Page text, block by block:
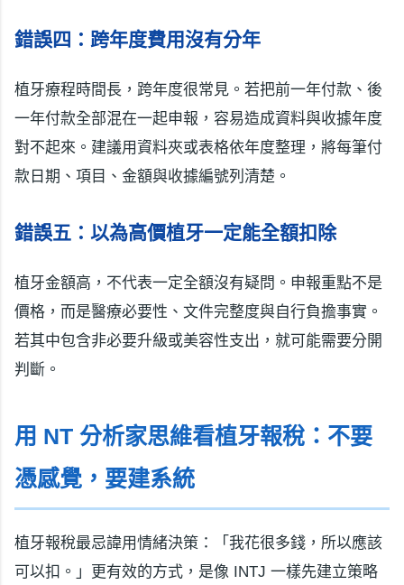
錯誤四：跨年度費用沒有分年
植牙療程時間長，跨年度很常見。若把前一年付款、後
一年付款全部混在一起申報，容易造成資料與收據年度
對不起來。建議用資料夾或表格依年度整理，將每筆付
款日期、項目、金額與收據編號列清楚。
錯誤五：以為高價植牙一定能全額扣除
植牙金額高，不代表一定全額沒有疑問。申報重點不是
價格，而是醫療必要性、文件完整度與自行負擔事實。
若其中包含非必要升級或美容性支出，就可能需要分開
判斷。
用 NT 分析家思維看植牙報稅：不要
憑感覺，要建系統
植牙報稅最忌諱用情緒決策：「我花很多錢，所以應該
可以扣。」更有效的方式，是像 INTJ 一樣先建立策略